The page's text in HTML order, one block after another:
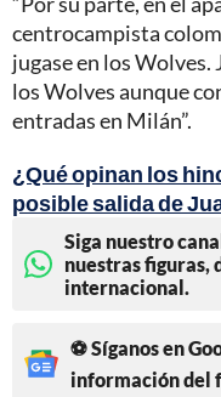
centrocampista
jugase en los Wolves.
los Wolves aunque
entradas en Milán”.
¿Qué opinan los
posible salida de
Siga nuestro
nuestras figuras,
internacional.
⚽ Síganos en
información del